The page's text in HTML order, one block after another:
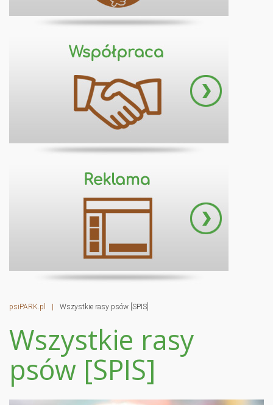
psiPARK.pl | Wszystkie rasy psów [SPIS]
Wszystkie rasy
psów [SPIS]